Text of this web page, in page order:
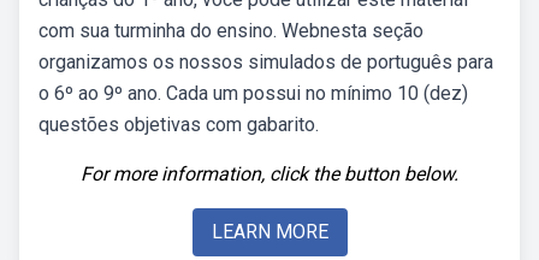
com sua turminha do ensino. Webnesta seção
organizamos os nossos simulados de português para
o 6º ao 9º ano. Cada um possui no mínimo 10 (dez)
questões objetivas com gabarito.
For more information, click the button below.
LEARN MORE